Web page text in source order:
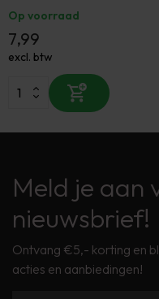
Op voorraad
7,99
excl. btw
Meld je aan
nieuwsbrief!
Ontvang €5,- korting en
acties en aanbiedingen!